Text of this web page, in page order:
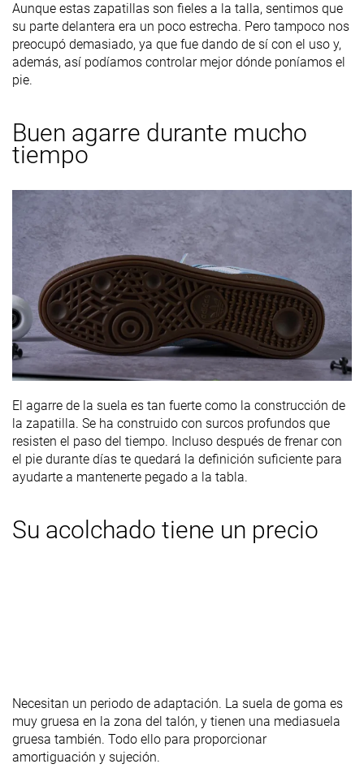
Aunque estas zapatillas son fieles a la talla, sentimos que
su parte delantera era un poco estrecha. Pero tampoco nos
preocupó demasiado, ya que fue dando de sí con el uso y,
además, así podíamos controlar mejor dónde poníamos el
pie.
Buen agarre durante mucho
tiempo
El agarre de la suela es tan fuerte como la construcción de
la zapatilla. Se ha construido con surcos profundos que
resisten el paso del tiempo. Incluso después de frenar con
el pie durante días te quedará la definición suficiente para
ayudarte a mantenerte pegado a la tabla.
Su acolchado tiene un precio
Necesitan un periodo de adaptación. La suela de goma es
muy gruesa en la zona del talón, y tienen una mediasuela
gruesa también. Todo ello para proporcionar
amortiguación y sujeción.